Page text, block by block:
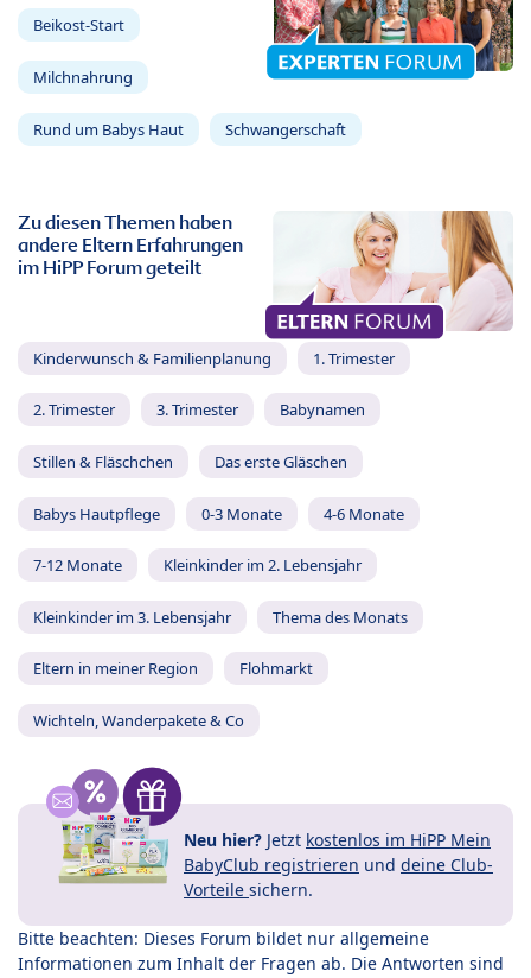
Beikost-Start
Milchnahrung
Rund um Babys Haut Schwangerschaft
Zu diesen Themen haben
andere Eltern Erfahrungen
im HiPP Forum geteilt
Kinderwunsch & Familienplanung 1. Trimester
2. Trimester 3. Trimester Babynamen
Stillen & Fläschchen Das erste Gläschen
Babys Hautpflege 0-3 Monate 4-6 Monate
7-12 Monate Kleinkinder im 2. Lebensjahr
Kleinkinder im 3. Lebensjahr Thema des Monats
Eltern in meiner Region Flohmarkt
Wichteln, Wanderpakete & Co
Neu hier? Jetzt kostenlos im HiPP Mein
BabyClub registrieren und deine Club-
Vorteile sichern.
Bitte beachten: Dieses Forum bildet nur allgemeine
Informationen zum Inhalt der Fragen ab. Die Antworten sind